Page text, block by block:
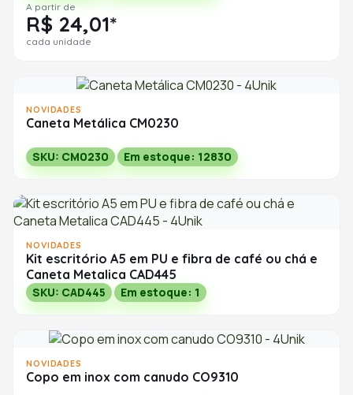
A partir de
R$ 24,01*
cada unidade
NOVIDADES
Caneta Metálica CM0230
SKU: CM0230 Em estoque: 12830
NOVIDADES
Kit escritório A5 em PU e fibra de café ou chá e
Caneta Metalica CAD445
SKU: CAD445 Em estoque: 1
NOVIDADES
Copo em inox com canudo CO9310